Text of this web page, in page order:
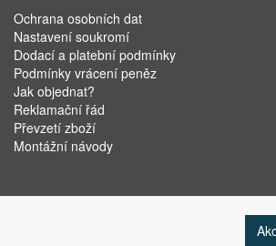
Ochrana osobních dat
Nastavení soukromí
Dodací a platební podmínky
Podmínky vrácení peněz
Jak objednat?
Reklamační řád
Převzetí zboží
Montážní návody